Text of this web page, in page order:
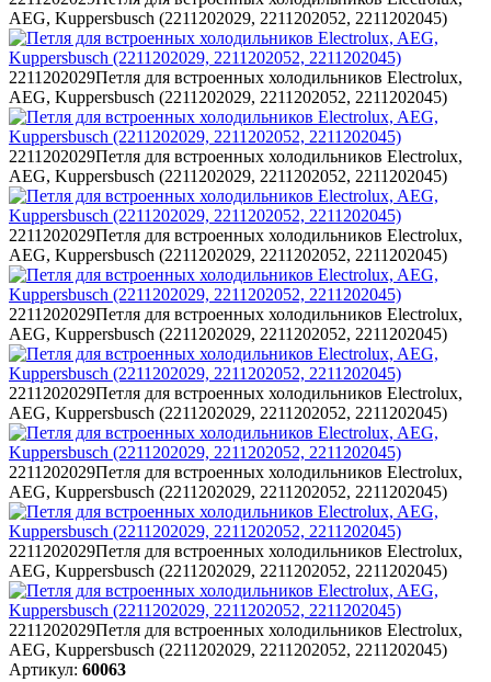
AEG, Kuppersbusch (2211202029, 2211202052, 2211202045)
2211202029Петля для встроенных холодильников Electrolux,
AEG, Kuppersbusch (2211202029, 2211202052, 2211202045)
2211202029Петля для встроенных холодильников Electrolux,
AEG, Kuppersbusch (2211202029, 2211202052, 2211202045)
2211202029Петля для встроенных холодильников Electrolux,
AEG, Kuppersbusch (2211202029, 2211202052, 2211202045)
2211202029Петля для встроенных холодильников Electrolux,
AEG, Kuppersbusch (2211202029, 2211202052, 2211202045)
2211202029Петля для встроенных холодильников Electrolux,
AEG, Kuppersbusch (2211202029, 2211202052, 2211202045)
2211202029Петля для встроенных холодильников Electrolux,
AEG, Kuppersbusch (2211202029, 2211202052, 2211202045)
2211202029Петля для встроенных холодильников Electrolux,
AEG, Kuppersbusch (2211202029, 2211202052, 2211202045)
2211202029Петля для встроенных холодильников Electrolux,
AEG, Kuppersbusch (2211202029, 2211202052, 2211202045)
Артикул: 60063